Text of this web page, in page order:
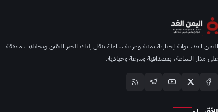
اليمن الغد، بوابة إخبارية يمنية وعربية شاملة تنقل إليك الخبر اليقين وتحليلات معمّقة
على مدار الساعة، بمصداقية وسرعة وحيادية.